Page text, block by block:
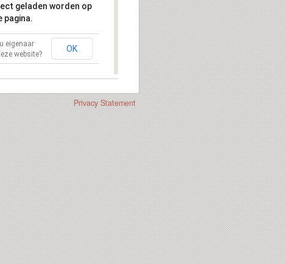
geladen worden op
pagina.
eigenaar
website?
OK
Privacy Statement